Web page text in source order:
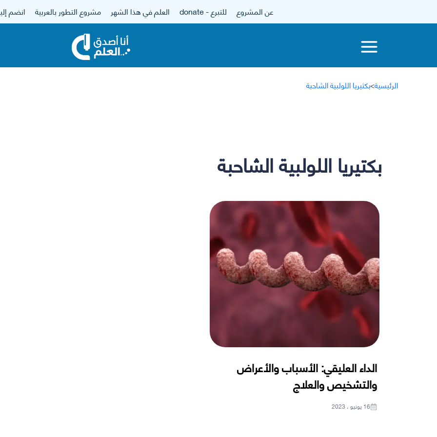
عن المشروع للتبرع - donate العلم في هذا الشهر مشروع التطور بالعربية انضم
الرئيسية>بكتيريا اللولبية الشاحبة
بكتيريا اللولبية الشاحبة
الداء العليقي: الأسباب والأعراض
والتشخيص والعلاج
16 يونيو ، 2023